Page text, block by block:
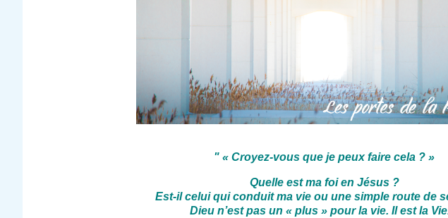
"« Croyez-vous que je peux faire cela ? »
Quelle est ma foi en Jésus ?
Est-il celui qui conduit ma vie ou une simple route de
Dieu n’est pas un « plus » pour la vie. Il est la